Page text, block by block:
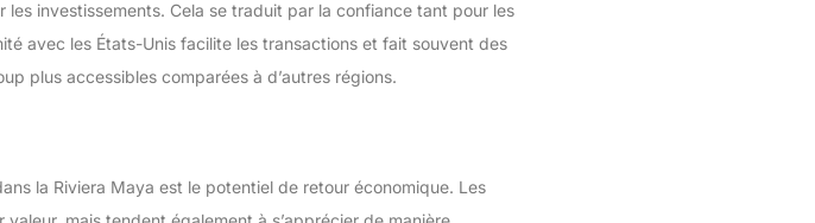
investissements. Cela se traduit par la confiance tant pour les
avec les États-Unis facilite les transactions et fait souvent des
plus accessibles comparées à d’autres régions.
la Riviera Maya est le potentiel de retour économique. Les